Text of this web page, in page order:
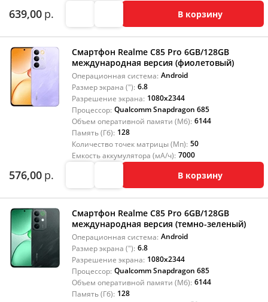
639,00 р. В корзину
Смартфон Realme C85 Pro 6GB/128GB
международная версия (фиолетовый)
Операционная система: Android
Размер экрана ("): 6.8
Разрешение экрана: 1080x2344
Процессор: Qualcomm Snapdragon 685
Объем оперативной памяти (Мб): 6144
Память (Гб): 128
Количество точек матрицы (Мп): 50
Емкость аккумулятора (мА/ч): 7000
576,00 р. В корзину
Смартфон Realme C85 Pro 6GB/128GB
международная версия (темно-зеленый)
Операционная система: Android
Размер экрана ("): 6.8
Разрешение экрана: 1080x2344
Процессор: Qualcomm Snapdragon 685
Объем оперативной памяти (Мб): 6144
Память (Гб): 128